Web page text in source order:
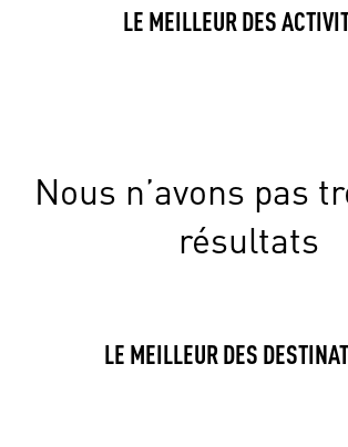
LE MEILLEUR DES
Nous n’avons pas
résultats
LE MEILLEUR DES